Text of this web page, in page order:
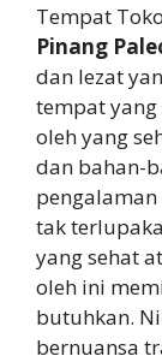
Tempat
Pinang
dan lezat
tempat
oleh yang
dan bahan-
tak
yang sehat
oleh ini
butuhkan.
bernuansa